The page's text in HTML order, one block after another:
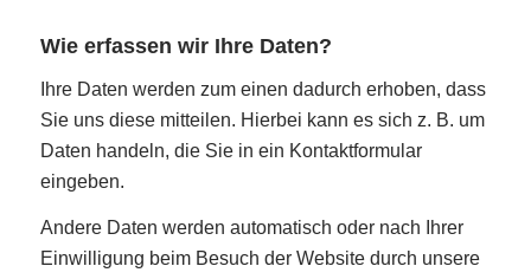
Wie erfassen wir Ihre Daten?
Ihre Daten werden zum einen dadurch erhoben, dass
Sie uns diese mitteilen. Hierbei kann es sich z. B. um
Daten handeln, die Sie in ein Kontaktformular
eingeben.
Andere Daten werden automatisch oder nach Ihrer
Einwilligung beim Besuch der Website durch unsere